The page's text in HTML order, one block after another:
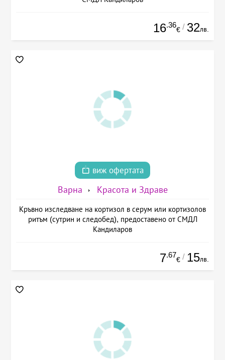
16.36
€ / 32лв.
виж офертата
Варна Красота и Здраве
Кръвно изследване на кортизол в серум или кортизолов
ритъм (сутрин и следобед), предоставено от СМДЛ
Кандиларов
7.67
€ / 15лв.